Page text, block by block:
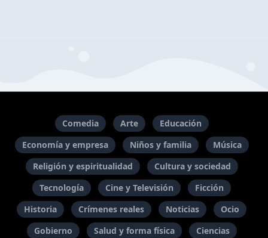
Comedia Arte
Educación
Economía y empresa
Niños y familia
Música
Religión y espiritualidad
Cultura y sociedad
Tecnología
Cine y Televisión
Ficción
Historia
Crímenes reales Noticias
Ocio
Gobierno
Salud y forma física
Ciencias